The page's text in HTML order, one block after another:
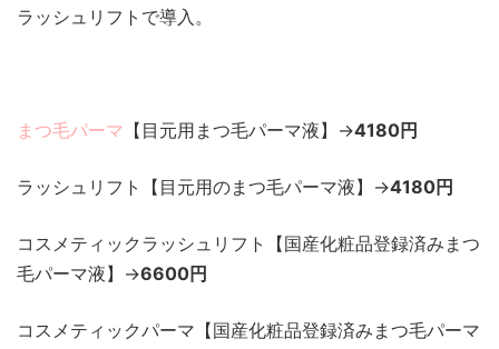
ラッシュリフトで導入。
まつ毛パーマ 【目元用まつ毛パーマ液】→4180円
ラッシュリフト【目元用のまつ毛パーマ液】→4180円
コスメティックラッシュリフト【国産化粧品登録済みまつ
毛パーマ液】→6600円
コスメティックパーマ【国産化粧品登録済みまつ毛パーマ